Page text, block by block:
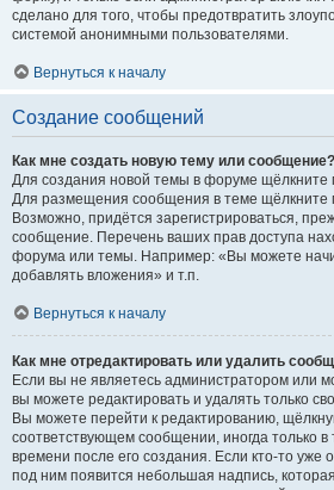
сделано для того, чтобы предотвратить
системой анонимными пользователями.
Вернуться к началу
Создание сообщений
Как мне создать новую тему или сообщение?
Для создания новой темы в форуме щёлкните
Для размещения сообщения в теме щёлкните
Возможно, придётся зарегистрироваться,
сообщение. Перечень ваших прав доступа
форума или темы. Например: «Вы можете
добавлять вложения» и т.п.
Вернуться к началу
Как мне отредактировать или удалить
Если вы не являетесь администратором или
вы можете редактировать и удалять только
Вы можете перейти к редактированию,
соответствующем сообщении, иногда только в
времени после его создания. Если кто-то уже
под ним появится небольшая надпись,